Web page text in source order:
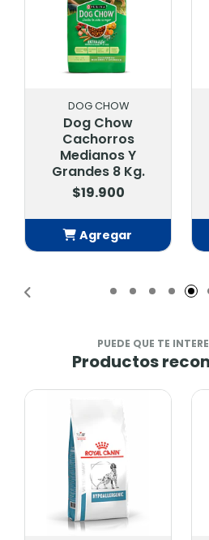
DOG CHOW
Dog Chow
Cachorros
Medianos Y
Grandes 8 Kg.
$19.900
Agregar
PUEDE QUE TE
Productos